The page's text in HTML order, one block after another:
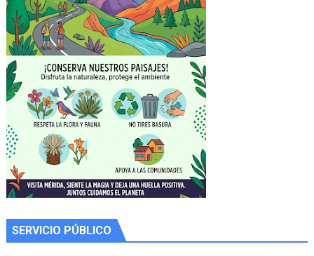
SERVICIO PÚBLICO